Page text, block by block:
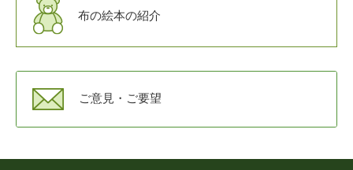
布の絵本の紹介
ご意見・ご要望